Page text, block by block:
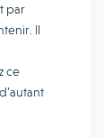
par
Il
ce